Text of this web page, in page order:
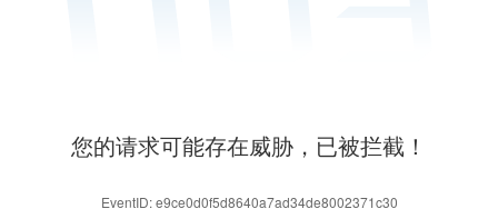
您的请求可能存在威胁，已被拦截！
EventID: e9ce0d0f5d8640a7ad34de8002371c30